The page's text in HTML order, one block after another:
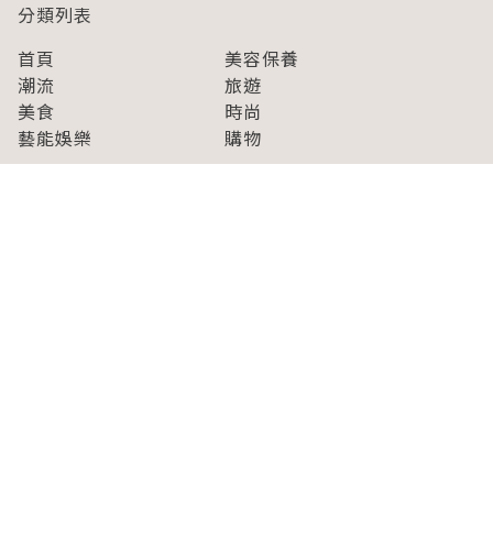
分類列表
首頁
美容保養
潮流
旅遊
美食
時尚
藝能娛樂
購物